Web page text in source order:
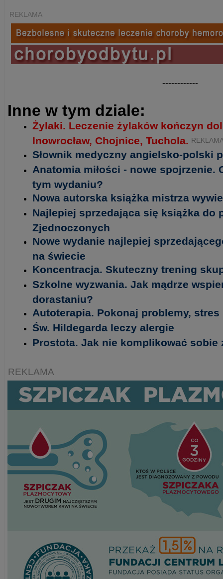
REKLAMA
------------
Inne w tym dziale:
Żylaki. Leczenie żylaków kończyn
Inowrocław, Chojnice, Tuchola.
Słownik medyczny angielsko-polski
Anatomia miłości - nowe spojrzenie.
tym wydaniu?
Nowa autorska książka mistrza
Najlepiej sprzedająca się książka do
Zjednoczonych
Nowe wydanie najlepiej
na świecie
Koncentracja. Skuteczny trening
Szkolne wyzwania. Jak mądrze
dorastaniu?
Autoterapia. Pokonaj problemy, stres
Św. Hildegarda leczy alergie
Prostota. Jak nie komplikować sobie
REKLAMA